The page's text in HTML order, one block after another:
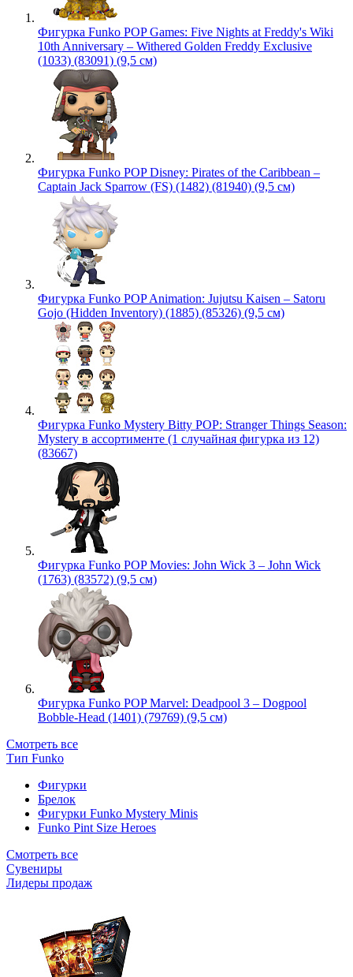
Фигурка Funko POP Games: Five Nights at Freddy's Wiki
10th Anniversary – Withered Golden Freddy Exclusive
(1033) (83091) (9,5 см)
Фигурка Funko POP Disney: Pirates of the Caribbean –
Captain Jack Sparrow (FS) (1482) (81940) (9,5 см)
Фигурка Funko POP Animation: Jujutsu Kaisen – Satoru
Gojo (Hidden Inventory) (1885) (85326) (9,5 см)
Фигурка Funko Mystery Bitty POP: Stranger Things Season:
Mystery в ассортименте (1 случайная фигурка из 12)
(83667)
Фигурка Funko POP Movies: John Wick 3 – John Wick
(1763) (83572) (9,5 см)
Фигурка Funko POP Marvel: Deadpool 3 – Dogpool
Bobble-Head (1401) (79769) (9,5 см)
Смотреть все
Тип Funko
Фигурки
Брелок
Фигурки Funko Mystery Minis
Funko Pint Size Heroes
Смотреть все
Сувениры
Лидеры продаж